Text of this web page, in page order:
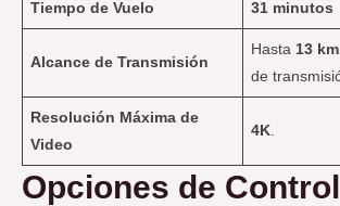
Tiempo de Vuelo 31 minutos
Alcance de Transmisión
Hasta 13 km
de
Resolución Máxima de
Video
4K.
Opciones de